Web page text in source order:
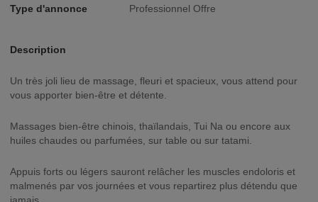
Type d'annonce Professionnel Offre
Description
Un très joli lieu de massage, fleuri et spacieux, vous attend pour
vous apporter bien-être et détente.
Massages bien-être chinois, thaïlandais, Tui Na ou encore aux
huiles chaudes ou parfumées, sur table ou sur tatami.
Appuis forts ou légers sauront relâcher les muscles endoloris et
malmenés par vos journées et vous repartirez plus détendu que